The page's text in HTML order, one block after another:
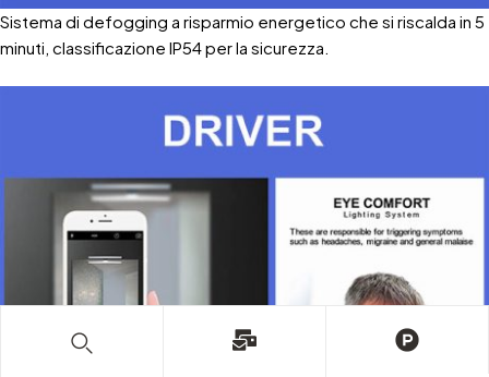
Sistema di defogging a risparmio energetico che si riscalda in 5
minuti, classificazione IP54 per la sicurezza.